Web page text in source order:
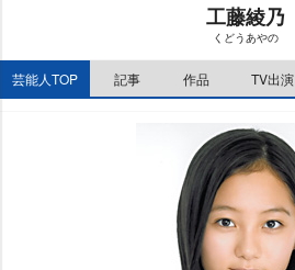
工藤綾乃
くどうあやの
芸能人TOP 記事 作品 TV出演